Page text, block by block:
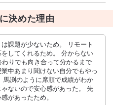
決めた理由
課題が少ないため。 リモート
してくれるため。 分からない
りでも向き合って分かるまで
中あまり聞けない自分でもやっ
渕のように席順で成績がわか
ないので安心感があった。 先
があったため。